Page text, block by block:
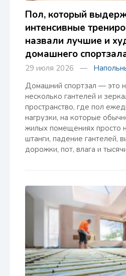
Пол, который
интенсивные
назвали лучшие и
домашнего
29 июля 2026 —
Домашний спортзал — это
несколько гантелей и
пространство, где пол
нагрузки, на которые
жилых помещениях просто
штанги, падение гантелей,
дорожки, пот, влага и